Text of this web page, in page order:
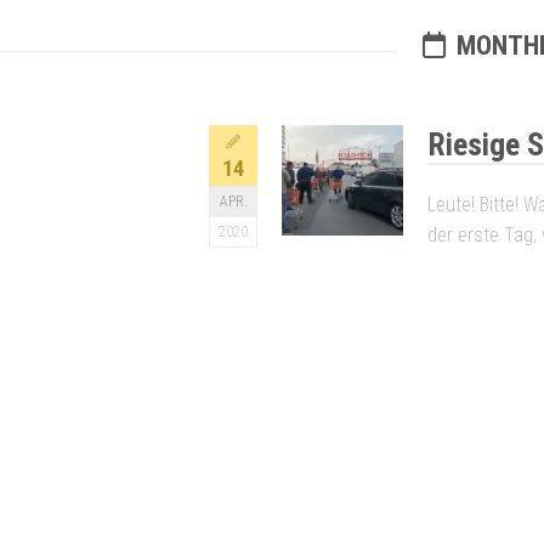
14
APR.
2020
Riesige
Leute! Bitte!
der erste Tag,